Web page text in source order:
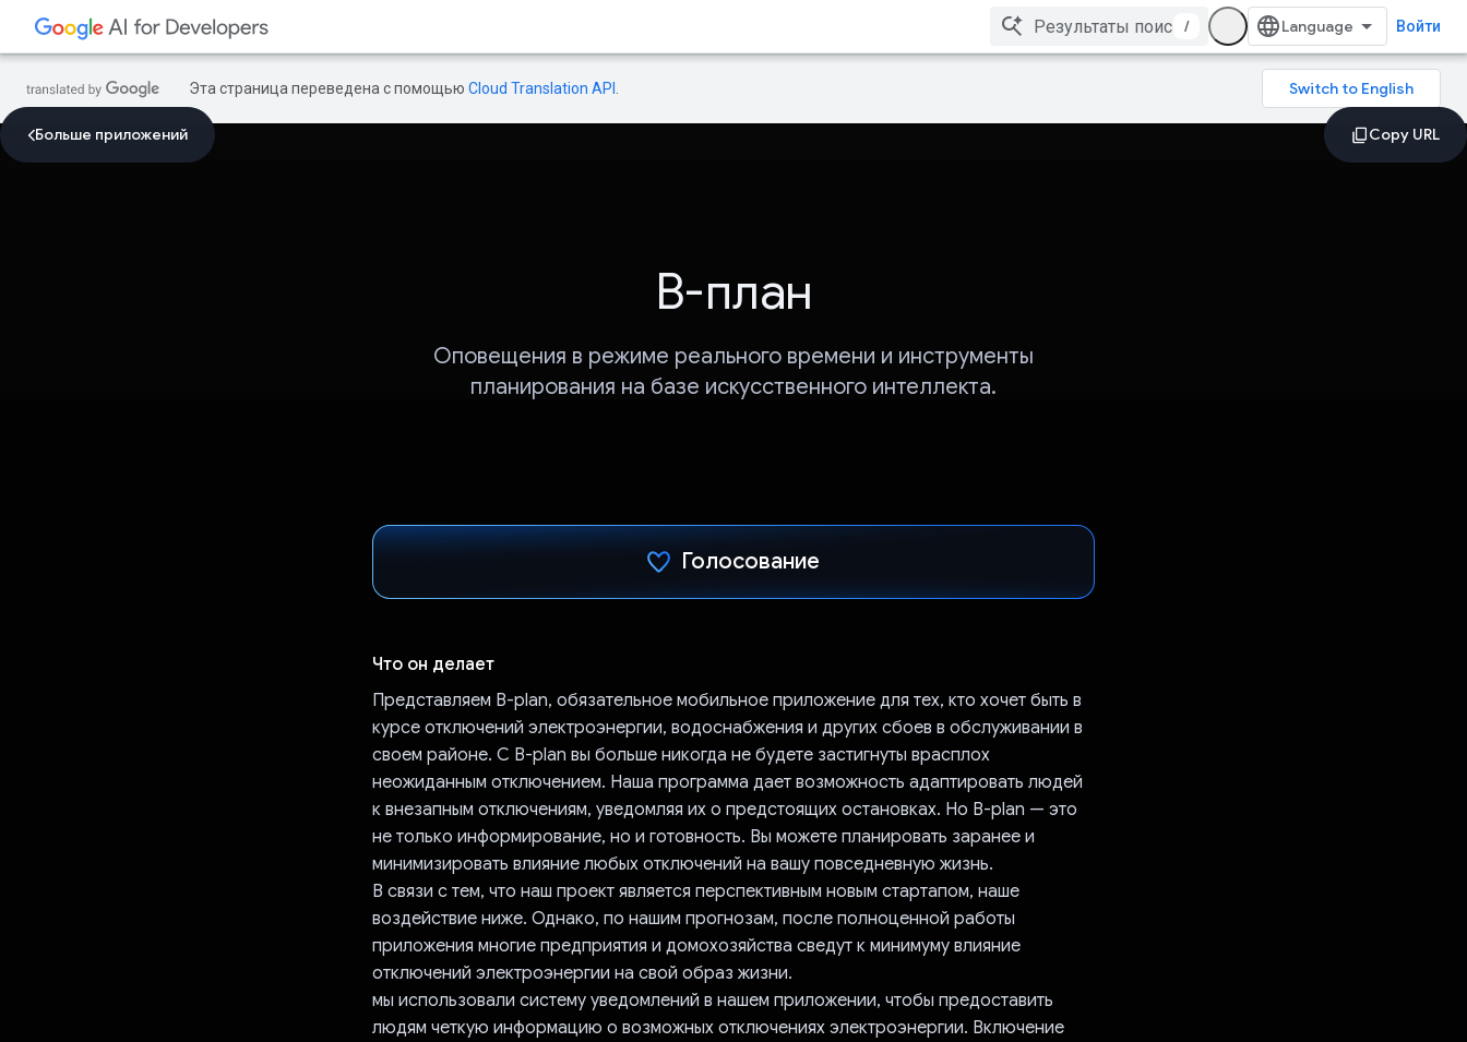
/ Войти
Эта страница переведена с помощью Cloud Translation API
Больше приложений
B-план
Оповещения в режиме реального времени и инструменты
планирования на базе искусственного интеллекта.
Голосование
Что он делает
Представляем B-plan, обязательное мобильное приложение для тех, кто хочет быть в
курсе отключений электроэнергии, водоснабжения и других сбоев в обслуживании в
своем районе. С B-plan вы больше никогда не будете застигнуты врасплох
неожиданным отключением. Наша программа дает возможность адаптировать людей
к внезапным отключениям, уведомляя их о предстоящих остановках. Но B-plan — это
не только информирование, но и готовность. Вы можете планировать заранее и
минимизировать влияние любых отключений на вашу повседневную жизнь.
В связи с тем, что наш проект является перспективным новым стартапом, наше
воздействие ниже. Однако, по нашим прогнозам, после полноценной работы
приложения многие предприятия и домохозяйства сведут к минимуму влияние
отключений электроэнергии на свой образ жизни.
мы использовали систему уведомлений в нашем приложении, чтобы предоставить
людям четкую информацию о возможных отключениях электроэнергии. Включение